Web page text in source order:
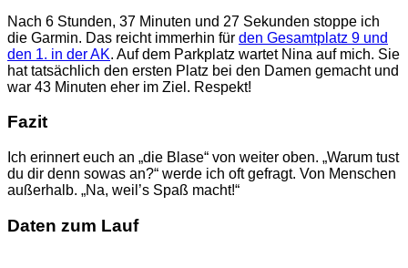
Nach 6 Stunden, 37 Minuten und 27 Sekunden stoppe ich
die Garmin. Das reicht immerhin für den Gesamtplatz 9 und
den 1. in der AK. Auf dem Parkplatz wartet Nina auf mich. Sie
hat tatsächlich den ersten Platz bei den Damen gemacht und
war 43 Minuten eher im Ziel. Respekt!
Fazit
Ich erinnert euch an „die Blase“ von weiter oben. „Warum tust
du dir denn sowas an?“ werde ich oft gefragt. Von Menschen
außerhalb. „Na, weil’s Spaß macht!“
Daten zum Lauf